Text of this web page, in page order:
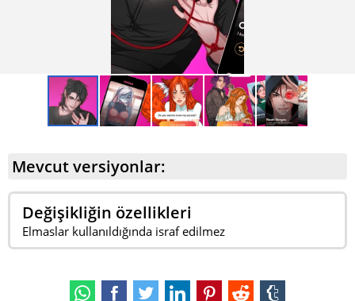
yanı sıra gizli özelliklerini de görebilirler, bu da kiminle
muhatap olduklarını daha iyi anlamalarına yardımcı
Mevcut versiyonlar:
Değişikliğin özellikleri
Elmaslar kullanıldığında israf edilmez